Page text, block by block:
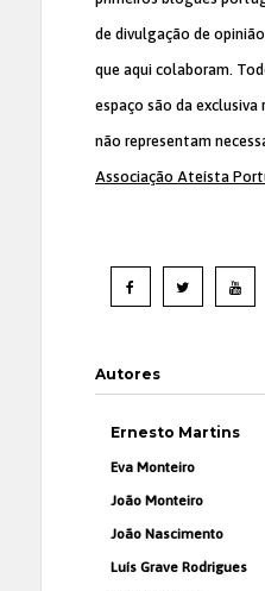
de divulgação de
que aqui colaboram.
espaço são da
não representam
Associação Ateísta
Autores
Ernesto Martins
Eva Monteiro
João Monteiro
João Nascimento
Luís Grave Rodrigues